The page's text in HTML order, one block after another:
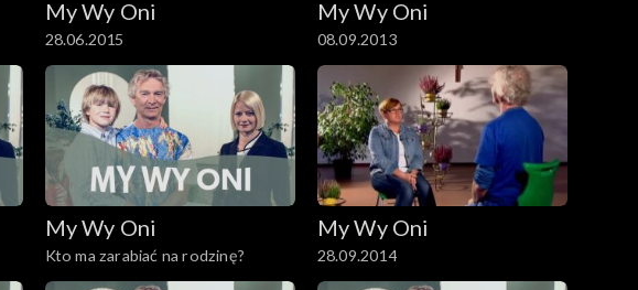
My Wy Oni
28.06.2015
My Wy Oni
08.09.2013
My Wy Oni
Kto ma zarabiać na rodzinę?
My Wy Oni
28.09.2014